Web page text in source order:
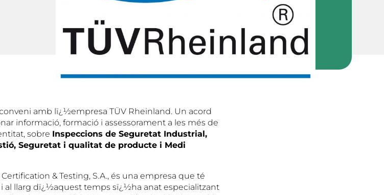
amb lï¿½empresa TÜV Rheinland. Un acord
informació, formació i assessorament a les més de
sobre Inspeccions de Seguretat Industrial,
Seguretat i qualitat de producte i Medi
& Testing, S.A., és una empresa que té
al llarg dï¿½aquest temps sï¿½ha anat especialitzant